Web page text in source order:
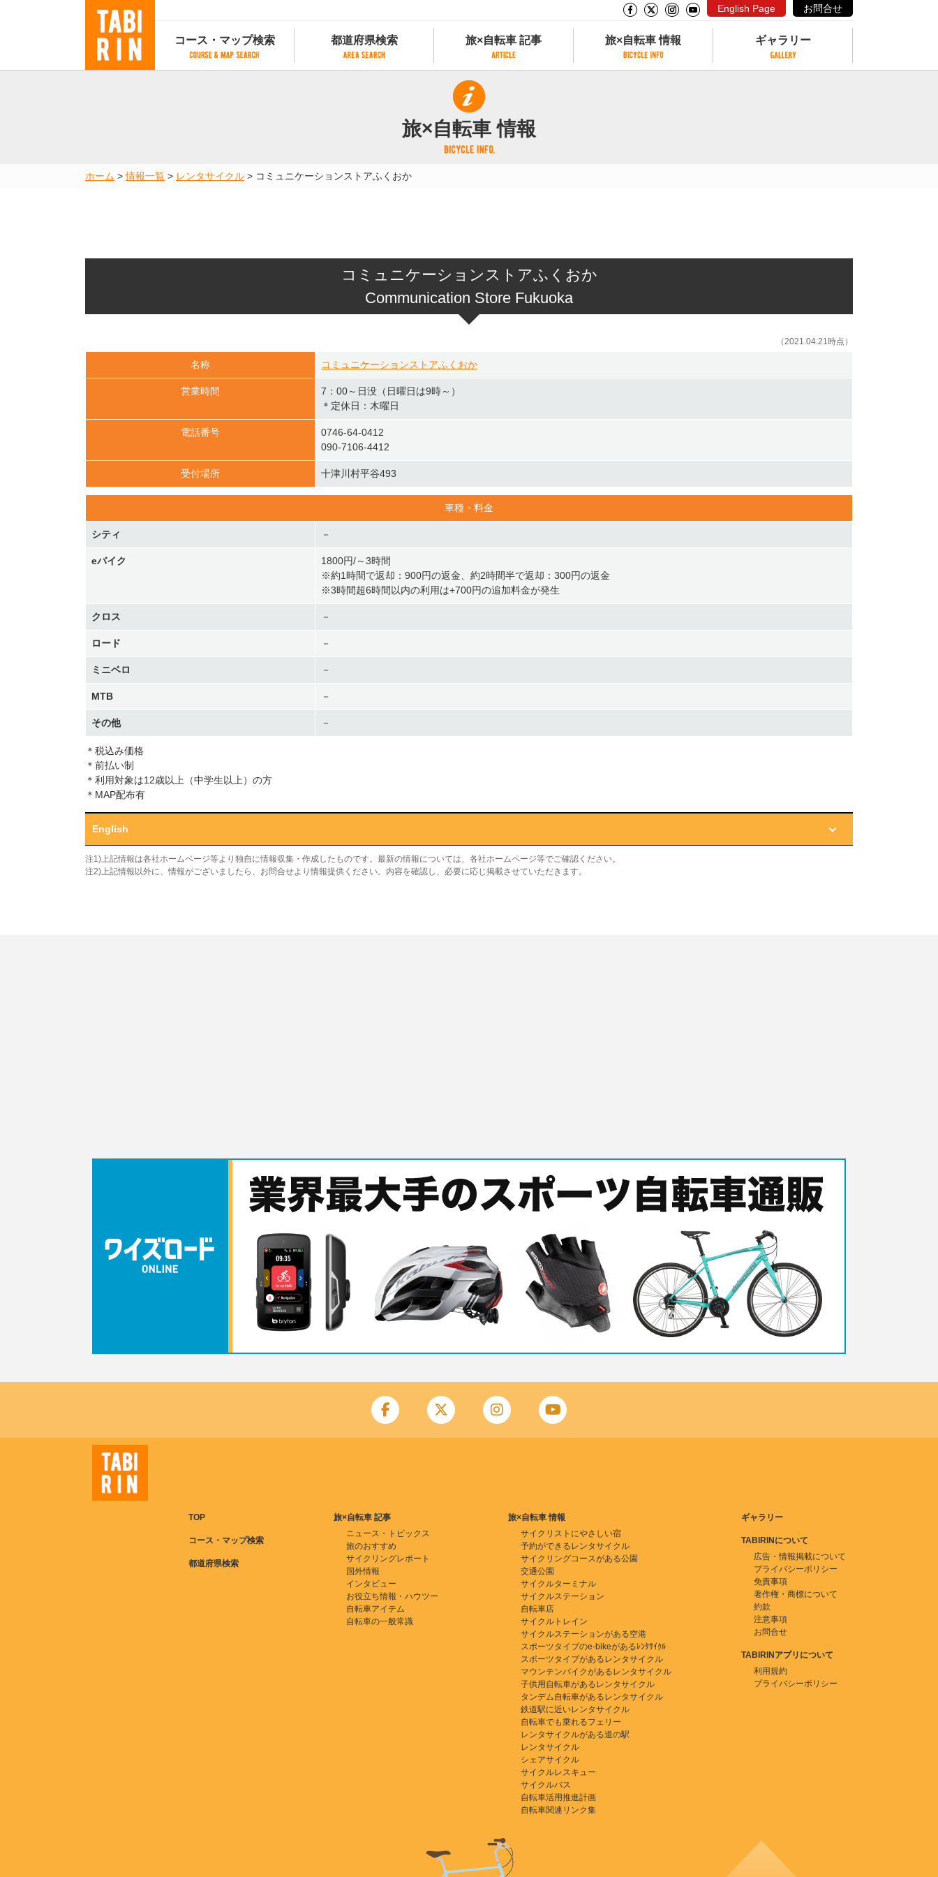
English Page お問合せ
コース・マップ検索
地図から検索
都道府県検索
都道府県別サイクリング情報
都道府県アクセスランキング
旅×自転車 記事
旅×自転車 記事
記事一覧
カテゴリから探す
旅×自転車 情報
サイクリストにやさしい宿
サイクルトレイン
タンデム自転車があるレンタサイクル
ギャラリー
旅×自転車 情報
ホーム >情報一覧 > レンタサイクル > コミュニケーションストアふくおか
コミュニケーションストアふくおか
Communication Store Fukuoka
（2021.04.21時点）
名称 コミュニケーションストアふくおか
営業時間
7：00～日没（日曜日は9時～）
＊定休日：木曜日
電話番号
0746-64-0412
090-7106-4412
受付場所 十津川村平谷493
車種・料金
シティ －
eバイク
1800円/～3時間
※約1時間で返却：900円の返金、約2時間半で返却：300円の返金
※3時間超6時間以内の利用は+700円の追加料金が発生
クロス －
ロード －
ミニベロ －
MTB －
その他 －
＊税込み価格
＊前払い制
＊利用対象は12歳以上（中学生以上）の方
＊MAP配布有
English
注1)上記情報は各社ホームページ等より独自に情報収集・作成したものです。最新の情報については、各社ホームページ等でご確認ください。
注2)上記情報以外に、情報がございましたら、お問合せより情報提供ください。内容を確認し、必要に応じ掲載させていただきます。
TOP
コース・マップ検索
都道府県検索
旅×自転車 記事
ニュース・トピックス
旅のおすすめ
サイクリングレポート
国外情報
インタビュー
お役立ち情報・ハウツー
自転車アイテム
自転車の一般常識
旅×自転車 情報
サイクリストにやさしい宿
予約ができるレンタサイクル
サイクリングコースがある公園
交通公園
サイクルターミナル
サイクルステーション
自転車店
サイクルトレイン
サイクルステーションがある空港
スポーツタイプのe-bikeがあるﾚﾝﾀｻｲｸﾙ
スポーツタイプがあるレンタサイクル
マウンテンバイクがあるレンタサイクル
子供用自転車があるレンタサイクル
タンデム自転車があるレンタサイクル
鉄道駅に近いレンタサイクル
自転車でも乗れるフェリー
レンタサイクルがある道の駅
レンタサイクル
シェアサイクル
サイクルレスキュー
サイクルバス
自転車活用推進計画
自転車関連リンク集
ギャラリー
TABIRINについて
広告・情報掲載について
プライバシーポリシー
免責事項
著作権・商標について
約款
注意事項
お問合せ
TABIRINアプリについて
利用規約
プライバシーポリシー